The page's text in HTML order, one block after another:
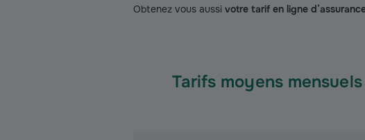
Obtenez vous aussi votre tarif en ligne
Tarifs moyens